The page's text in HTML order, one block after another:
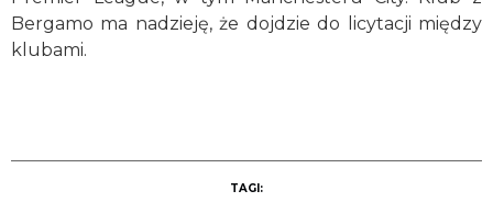
Bergamo ma nadzieję, że dojdzie do licytacji między
klubami.
TAGI: